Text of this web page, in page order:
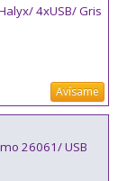
4xUSB/ Gris
Avísame
26061/ USB